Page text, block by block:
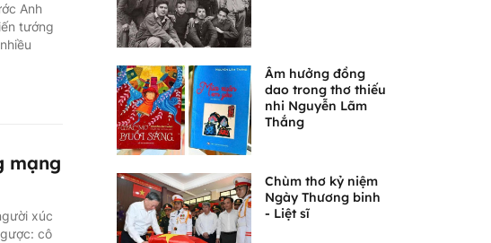
Anh
tướng
mạng
xúc
cô
Âm hưởng đồng
dao trong thơ thiếu
nhi Nguyễn Lãm
Thắng
Chùm thơ kỷ niệm
Ngày Thương binh
- Liệt sĩ